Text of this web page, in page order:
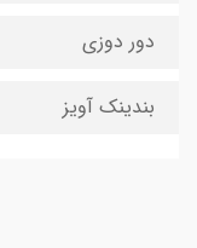
دور دوزی
بندینک آویز